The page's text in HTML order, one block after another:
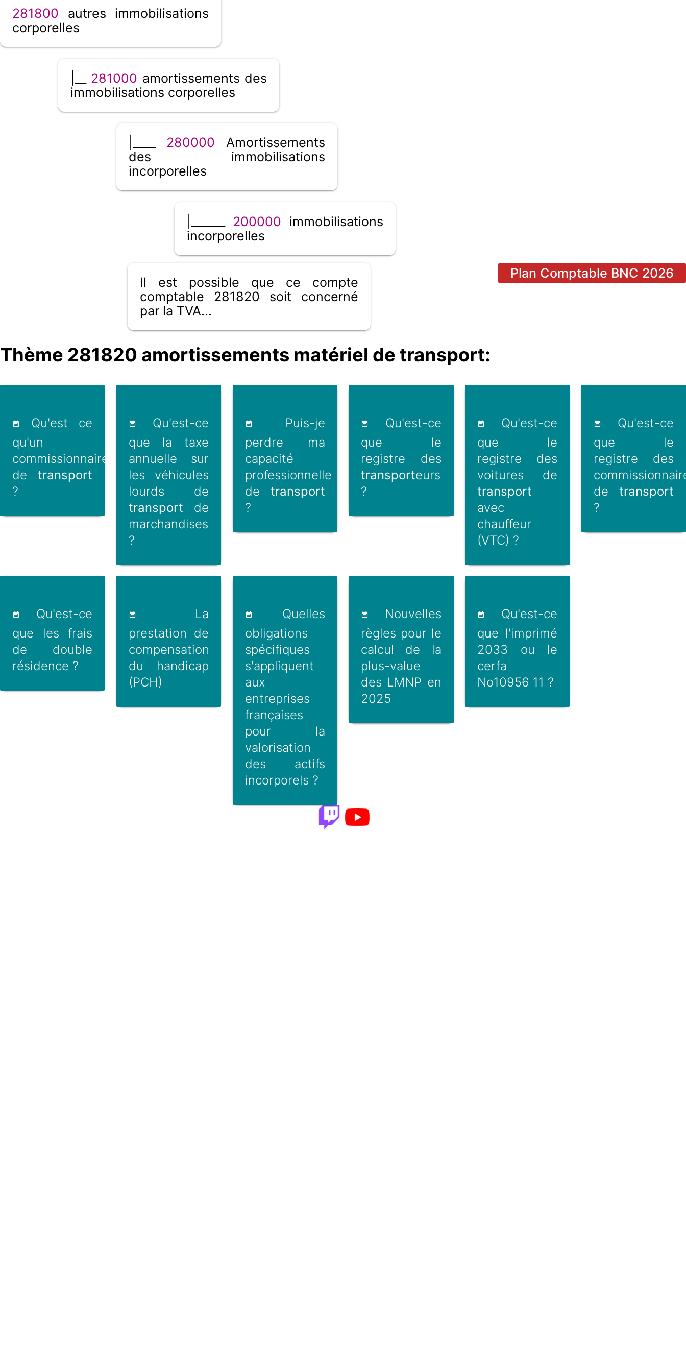
281800 autres immobilisations
corporelles
281000 amortissements des
immobilisations corporelles
280000 Amortissements
des immobilisations
incorporelles
200000 immobilisations
incorporelles
Plan Comptable BNC 2026
Il est possible que ce compte
comptable 281820 soit concerné
par la TVA...
Thème 281820 amortissements matériel de transport:
Qu'est ce
qu'un
commissionnaire
detransport
?
Qu'est-ce
que la taxe
annuelle sur
les véhicules
lourds de
transport de
marchandises
?
Puis-je
perdre ma
capacité
professionnelle
de transport
?
Qu'est-ce
que le
registre des
transporteurs
?
Qu'est-ce
que le
registre des
voitures de
transport
avec
chauffeur
(VTC) ?
Qu'est-ce
que le
registre des
de transport
?
Qu'est-ce
que les frais
de double
résidence ?
La
prestation de
compensation
du handicap
(PCH)
Quelles
obligations
spécifiques
s'appliquent
aux
entreprises
françaises
pour la
valorisation
des actifs
incorporels ?
Nouvelles
règles pour le
calcul de la
plus-value
des LMNP en
2025
Qu'est-ce
que l'imprimé
2033 ou le
cerfa
No10956 11 ?